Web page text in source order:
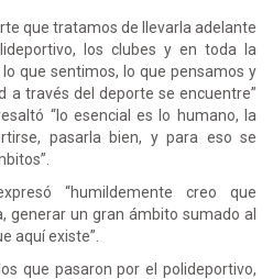
que tratamos de llevarla adelante
los clubes y en toda la
que sentimos, lo que pensamos y
a través del deporte se encuentre”
“lo esencial es lo humano, la
pasarla bien, y para eso se
“humildemente creo que
generar un gran ámbito sumado al
aquí existe”.
que pasaron por el polideportivo,